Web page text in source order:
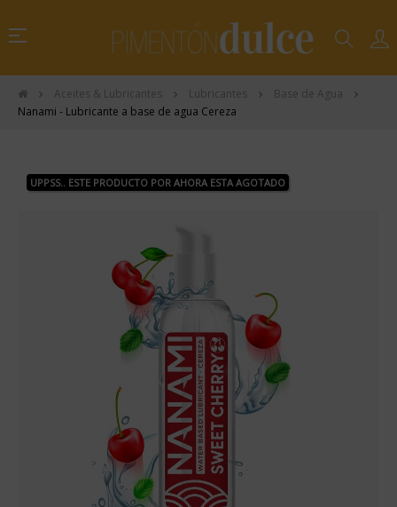
Navegación
palanca
☰
Aceites & Lubricantes Lubricantes
Base de Agua
Nanami - Lubricante a base de agua Cereza
UPPSS.. ESTE PRODUCTO POR AHORA ESTA AGOTADO